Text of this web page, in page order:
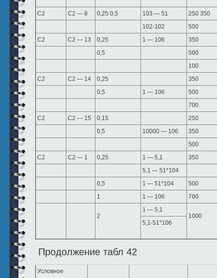
С2 С2 — 8 0,25 0,5 103 — 51
250 350
102-102
500
С2
С2 — 13 0,25 1 — 106
350
0,5
500
100
С2
С2 — 14 0,25
350
0,5
1 — 106
500
700
С2
С2 — 15 0,15
250
0,5
10000 — 106
350
500
С2
С2 — 1 0,25 1 — 5,1
350
5,1 — 51*104
0,5
1 — 51*104
500
1
1 — 106 700
2
1 — 5,1
1000
5,1-51*106
Продолжение табл 42
Условное